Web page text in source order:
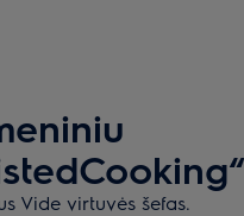
Vide virtuvės šefas.